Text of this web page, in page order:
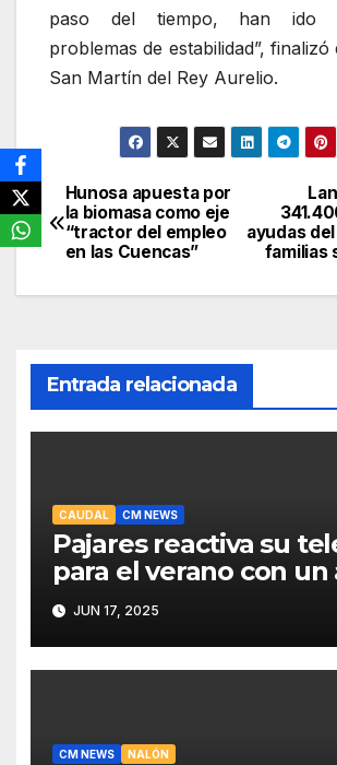
paso del tiempo, han ido
problemas de estabilidad”,
San Martín del Rey Aurelio.
Navegación
de
entradas
ayudas
familias
Hunosa apuesta por
la biomasa como eje
“tractor del empleo
en las Cuencas”
Entrada relacionada
CAUDAL CM NEWS
Pajares reactiva su
para el verano con
programa de
JUN 17, 2025
CM NEWS NALÓN